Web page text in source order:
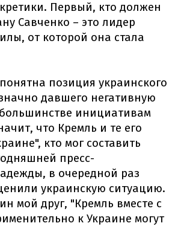
Первый, кто должен
Савченко – это лидер
от которой она стала
позиция украинского
давшего негативную
инициативам
что Кремль и те его
кто мог составить
пресс-
в очередной раз
украинскую ситуацию.
мой друг, "Кремль вместе с
к Украине могут